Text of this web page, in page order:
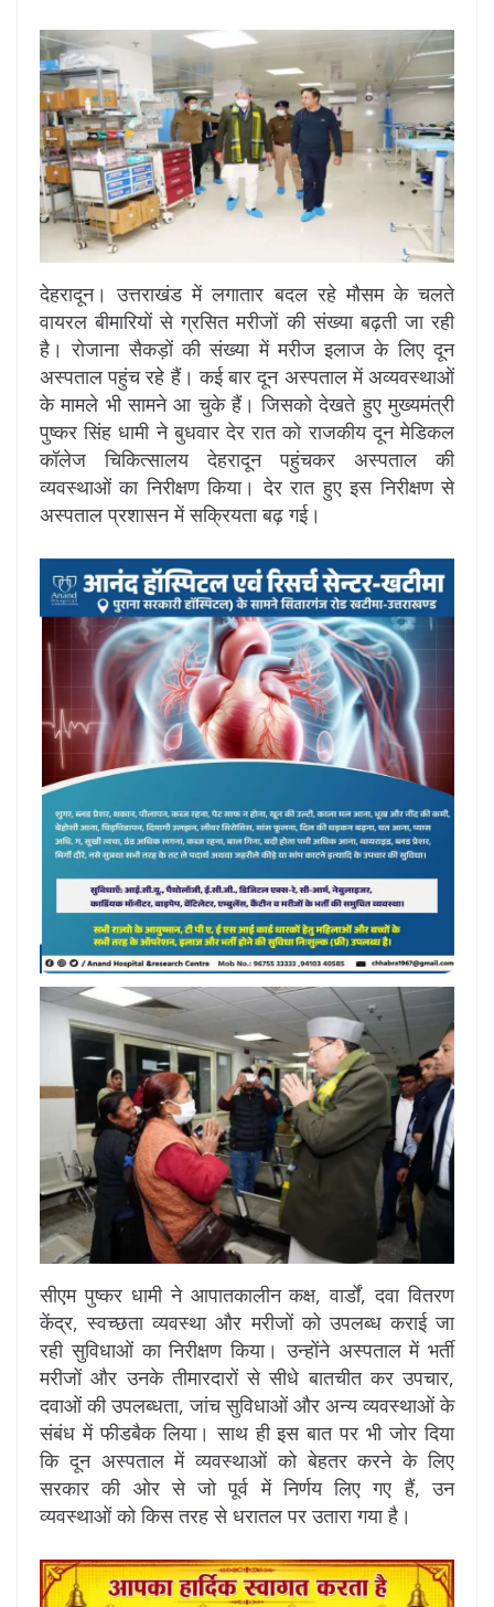
देहरादून। उत्तराखंड में लगातार बदल रहे मौसम के चलते
वायरल बीमारियों से ग्रसित मरीजों की संख्या बढ़ती जा रही
है। रोजाना सैकड़ों की संख्या में मरीज इलाज के लिए दून
अस्पताल पहुंच रहे हैं। कई बार दून अस्पताल में अव्यवस्थाओं
के मामले भी सामने आ चुके हैं। जिसको देखते हुए मुख्यमंत्री
पुष्कर सिंह धामी ने बुधवार देर रात को राजकीय दून मेडिकल
कॉलेज चिकित्सालय देहरादून पहुंचकर अस्पताल की
व्यवस्थाओं का निरीक्षण किया। देर रात हुए इस निरीक्षण से
अस्पताल प्रशासन में सक्रियता बढ़ गई।
सीएम पुष्कर धामी ने आपातकालीन कक्ष, वार्डों, दवा वितरण
केंद्र, स्वच्छता व्यवस्था और मरीजों को उपलब्ध कराई जा
रही सुविधाओं का निरीक्षण किया। उन्होंने अस्पताल में भर्ती
मरीजों और उनके तीमारदारों से सीधे बातचीत कर उपचार,
दवाओं की उपलब्धता, जांच सुविधाओं और अन्य व्यवस्थाओं के
संबंध में फीडबैक लिया। साथ ही इस बात पर भी जोर दिया
कि दून अस्पताल में व्यवस्थाओं को बेहतर करने के लिए
सरकार की ओर से जो पूर्व में निर्णय लिए गए हैं, उन
व्यवस्थाओं को किस तरह से धरातल पर उतारा गया है।